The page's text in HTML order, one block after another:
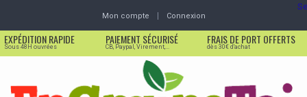
Mon compte Connexion
EXPÉDITION RAPIDE
Sous 48H ouvrées
PAIEMENT SÉCURISÉ
CB, Paypal, Virement,...
FRAIS DE PORT OFFERTS
dès 30€ d'achat